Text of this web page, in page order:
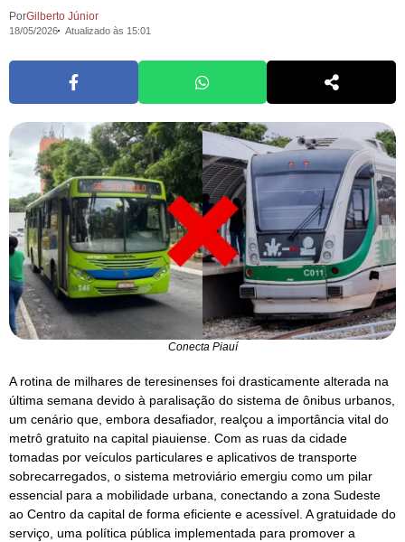
PorGilberto Júnior
18/05/2026 Atualizado às 15:01
Conecta Piauí
A rotina de milhares de teresinenses foi drasticamente alterada na
última semana devido à paralisação do sistema de ônibus urbanos,
um cenário que, embora desafiador, realçou a importância vital do
metrô gratuito na capital piauiense. Com as ruas da cidade
tomadas por veículos particulares e aplicativos de transporte
sobrecarregados, o sistema metroviário emergiu como um pilar
essencial para a mobilidade urbana, conectando a zona Sudeste
ao Centro da capital de forma eficiente e acessível. A gratuidade do
serviço, uma política pública implementada para promover a